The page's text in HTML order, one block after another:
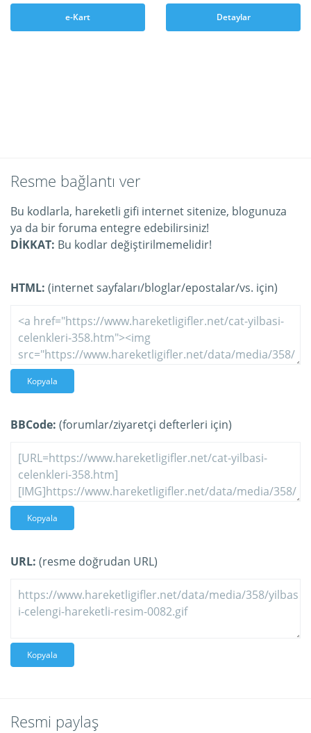
e-Kart Detaylar
Resme bağlantı ver
Bu kodlarla, hareketli gifi internet sitenize, blogunuza
ya da bir foruma entegre edebilirsiniz!
DİKKAT: Bu kodlar değiştirilmemelidir!
HTML: (internet sayfaları/bloglar/epostalar/vs. için)
Kopyala
BBCode: (forumlar/ziyaretçi defterleri için)
Kopyala
URL: (resme doğrudan URL)
Kopyala
Resmi paylaş